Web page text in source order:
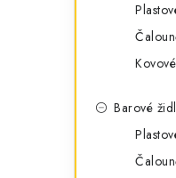
Barové